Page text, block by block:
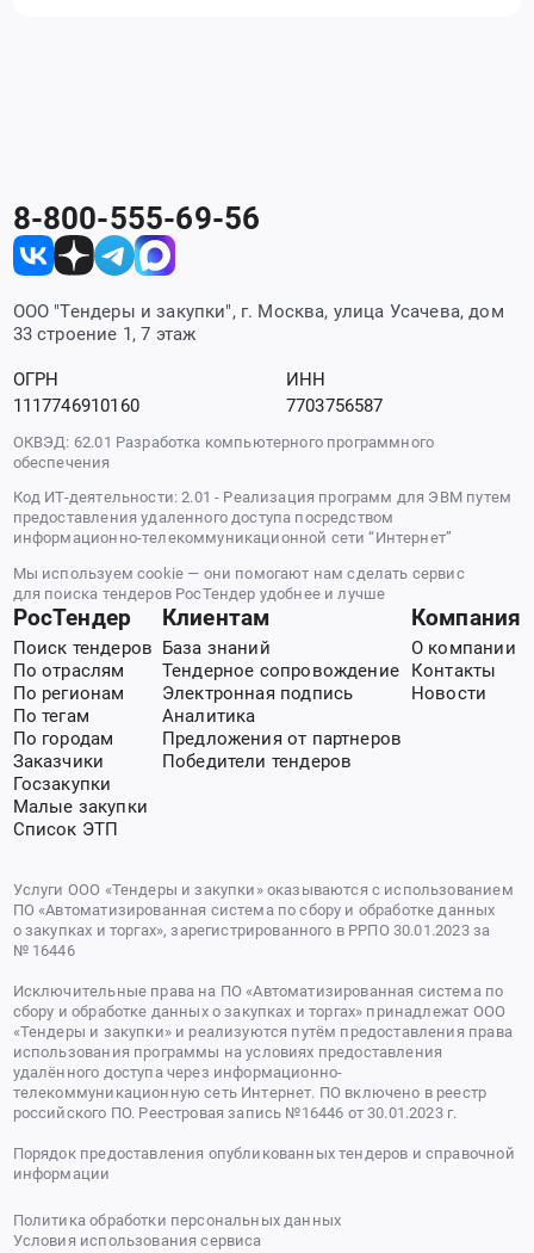
8-800-555-69-56
ООО "Тендеры и закупки", г. Москва, улица Усачева, дом
33 строение 1, 7 этаж
ОГРН
1117746910160
ИНН
7703756587
ОКВЭД: 62.01 Разработка компьютерного программного
обеспечения
Код ИТ-деятельности: 2.01 - Реализация программ для ЭВМ путем
предоставления удаленного доступа посредством
информационно-телекоммуникационной сети “Интернет”
Мы используем cookie — они помогают нам сделать сервис
для поиска тендеров РосТендер удобнее и лучше
РосТендер
Поиск тендеров
По отраслям
По регионам
По тегам
По городам
Заказчики
Госзакупки
Малые закупки
Список ЭТП
Клиентам
База знаний
Тендерное сопровождение
Электронная подпись
Аналитика
Предложения от партнеров
Победители тендеров
Компания
О компании
Контакты
Новости
Услуги ООО «Тендеры и закупки» оказываются с использованием
ПО «Автоматизированная система по сбору и обработке данных
о закупках и торгах», зарегистрированного в РРПО 30.01.2023 за
№ 16446
Исключительные права на ПО «Автоматизированная система по
сбору и обработке данных о закупках и торгах» принадлежат ООО
«Тендеры и закупки» и реализуются путём предоставления права
использования программы на условиях предоставления
удалённого доступа через информационно-
телекоммуникационную сеть Интернет. ПО включено в реестр
российского ПО. Реестровая запись №16446 от 30.01.2023 г.
Порядок предоставления опубликованных тендеров и справочной
информации
Политика обработки персональных данных
Условия использования сервиса